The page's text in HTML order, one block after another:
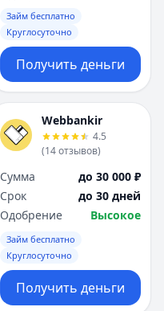
Займ бесплатно
Круглосуточно
Получить деньги
Webbankir
4.5
(14отзывов)
Сумма
до 30 000 ₽
Срок
до 30 дней
Одобрение
Высокое
Займ бесплатно
Круглосуточно
Получить деньги